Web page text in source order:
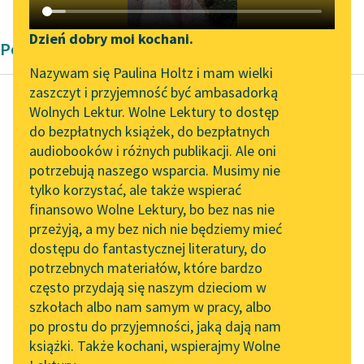
Katalog DAISY
Podkasty o książkach
Zgłoś brak utworu
Aktualności
Zapraszamy na spotkanie
online z tłumaczkami
literatury skandynawskiej
Spotkanie z Katarzyną
Tunkiel w Oslo
Wolne Lektury na 32.
Pol’and’Rock Festivalu
„Kochanek Lady
Chatterley” do słuchania
na Wolnych Lekturach
Nowy audiobook –
Narzędzia
Mapa Wolnych Lektur
Leśmianator
Przewodnik dla piszących i
czytających
API
OAI-PMH
Widget Wolnych Lektur
Przypisy
Dzień dobry moi kochani.
Nazywam się Paulina Holtz i mam wielki
zaszczyt i przyjemność być ambasadorką
Wolnych Lektur. Wolne Lektury to dostęp
do bezpłatnych książek, do bezpłatnych
audiobooków i różnych publikacji. Ale oni
potrzebują naszego wsparcia. Musimy nie
tylko korzystać, ale także wspierać
finansowo Wolne Lektury, bo bez nas nie
przeżyją, a my bez nich nie będziemy mieć
dostępu do fantastycznej literatury, do
potrzebnych materiałów, które bardzo
często przydają się naszym dzieciom w
szkołach albo nam samym w pracy, albo
po prostu do przyjemności, jaką dają nam
książki. Także kochani, wspierajmy Wolne
Poemat George Gordon Byron
George Gordon Byron
Don Juan
Śni, że przykuta do
skał, z bólu mdleje,
Nad morzem zwisła i
że chce uciekać...
Czytaj więcej